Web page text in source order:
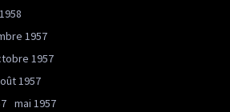
1957
1957
1957
mai 1957